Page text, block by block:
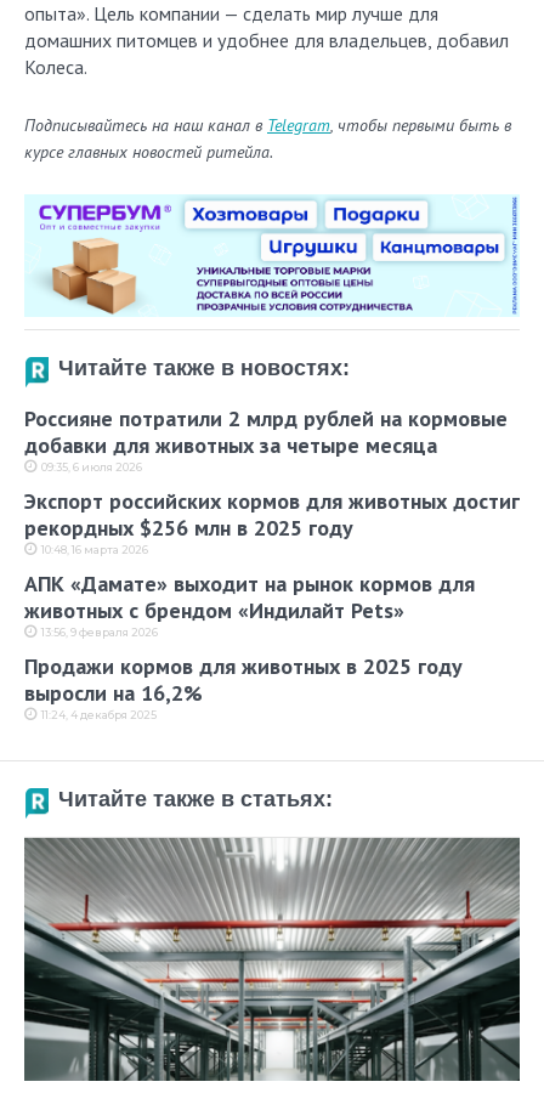
опыта». Цель компании — сделать мир лучше для
домашних питомцев и удобнее для владельцев, добавил
Колеса.
Подписывайтесь на наш канал в Telegram, чтобы первыми быть в
курсе главных новостей ритейла.
Читайте также в новостях:
Россияне потратили 2 млрд рублей на кормовые
добавки для животных за четыре месяца
09:35, 6 июля 2026
Экспорт российских кормов для животных достиг
рекордных $256 млн в 2025 году
10:48, 16 марта 2026
АПК «Дамате» выходит на рынок кормов для
животных с брендом «Индилайт Pets»
13:56, 9 февраля 2026
Продажи кормов для животных в 2025 году
выросли на 16,2%
11:24, 4 декабря 2025
Читайте также в статьях: